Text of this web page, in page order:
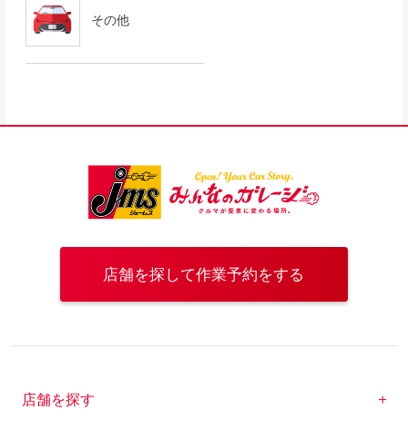
その他
店舗を探して作業予約をする
店舗を探す